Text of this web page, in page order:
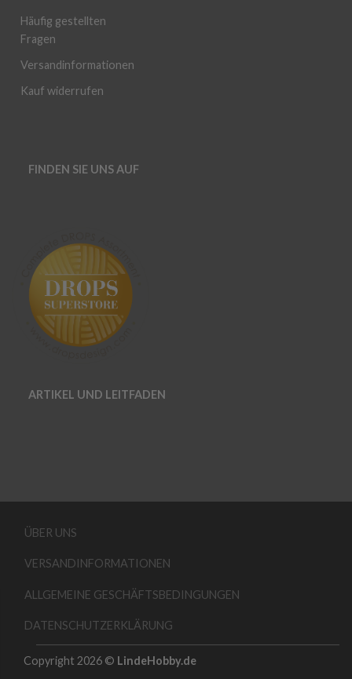
Häufig gestellten
Fragen
Versandinformationen
Kauf widerrufen
FINDEN SIE UNS AUF
ARTIKEL UND LEITFADEN
ÜBER UNS
VERSANDINFORMATIONEN
ALLGEMEINE GESCHÄFTSBEDINGUNGEN
DATENSCHUTZERKLÄRUNG
Copyright 2026 © LindeHobby.de